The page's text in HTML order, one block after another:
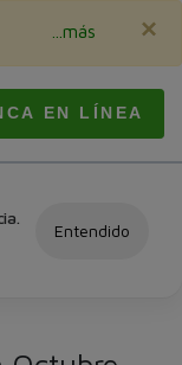
...más ×
EN LÍNEA
Entendido